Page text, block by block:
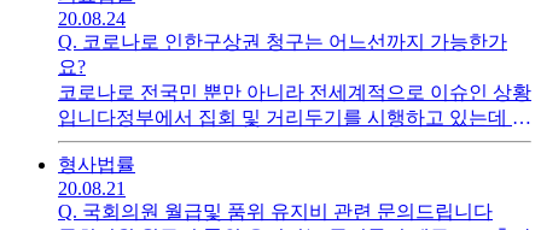
20.08.24
Q. 코로나로 인한구상권 청구는 어느선까지 가능한가
요?
코로나로 전국민 뿐만 아니라 전세계적으로 이슈인 상황
입니다정부에서 집회 및 거리두기를 시행하고 있는데 이
를 어기고 코로나 양성 판정 받으면 다 구상권 청구해야
되는건 아닌가요? 구상권 청구는 어느선 까지 할수있나
요? 최고 치료비 얼마까지?
형사법률
20.08.21
Q. 국회의원 월급및 품위 유지비 관련 문의드립니다